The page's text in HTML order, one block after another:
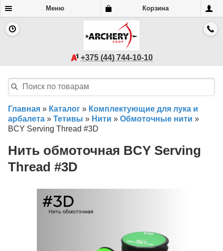
Меню Корзина
+375 (44) 744-10-10
Главная » Каталог » Комплектующие для лука и
арбалета » Тетивы » Нити » Обмоточные нити »
BCY Serving Thread #3D
Нить обмоточная BCY Serving
Thread #3D